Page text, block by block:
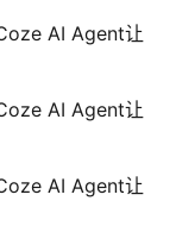
AI Agent让
AI Agent让
AI Agent让